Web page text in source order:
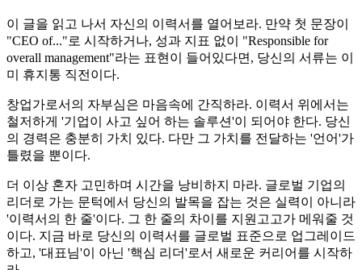
이 글을 읽고 나서 자신의 이력서를 열어보라. 만약 첫 문장이
"CEO of..."로 시작하거나, 성과 지표 없이 "Responsible for
overall management"라는 표현이 들어있다면, 당신의 서류는 이
미 휴지통 직전이다.
창업가로서의 자부심은 마음속에 간직하라. 이력서 위에서는
철저하게 '기업이 사고 싶어 하는 솔루션'이 되어야 한다. 당신
의 경력은 충분히 가치 있다. 다만 그 가치를 전달하는 '언어'가
틀렸을 뿐이다.
더 이상 혼자 고민하며 시간을 낭비하지 마라. 글로벌 기업의
리더로 가는 문턱에서 당신의 발목을 잡는 것은 실력이 아니라
'이력서의 한 줄'이다. 그 한 줄의 차이를 지원고고가 메워줄 것
이다. 지금 바로 당신의 이력서를 글로벌 표준으로 업그레이드
하고, '대표님'이 아닌 '핵심 리더'로서 새로운 커리어를 시작하